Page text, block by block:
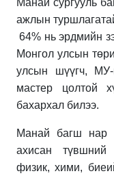
ажлын
64% нь эрдмийн
Монгол улсын
улсын шүүгч,
мастер цолтой
бахархал билээ.
Манай багш
ахисан түвшний
физик, хими,